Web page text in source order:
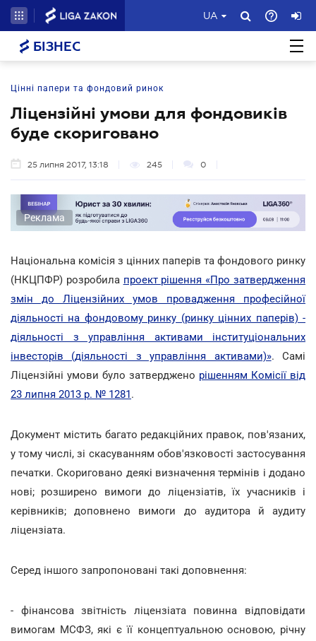
UA
БІЗНЕС
Цінні папери та фондовий ринок
Ліцензійні умови для фондовиків
буде скориговано
25 липня 2017, 13:18 245 0
Реклама
Національна комісія з цінних паперів та фондового ринку
(НКЦПФР) розробила проект рішення «Про затвердження
змін до Ліцензійних умов провадження професійної
діяльності на фондовому ринку (ринку цінних паперів) -
діяльності з управління активами інституціональних
інвесторів (діяльності з управління активами)». Самі
Ліцензійні умови було затверджено рішенням Комісії від
23 липня 2013 р. № 1281.
Документ містить багато редакційних правок, пов'язаних,
у тому числі, зі скасуванням обов'язковості застосування
печатки. Скориговано деякі визначення термінів і додано
нові; розширено вимоги до ліцензіатів, їх учасників і
керівників; доповнено вимоги до аудитора й аудиту
ліцензіата.
Серед іншого запропоновані такі доповнення:
- фінансова звітність ліцензіата повинна відповідати
вимогам МСФЗ, які є її концептуальною основою, річну